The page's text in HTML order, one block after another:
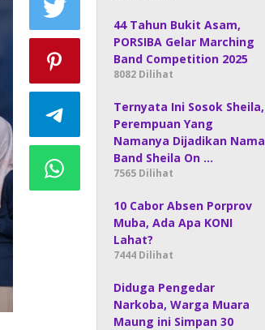
44 Tahun Bukit Asam,
PORSIBA Gelar Marching
Band Competition 2025
8082 Dilihat
Ternyata Ini Sosok Sheila,
Perempuan Yang
Namanya Dijadikan Nama
Band Sheila On …
7565 Dilihat
10 Cabor Absen Porprov
Muba, Ada Apa KONI
Lahat?
7444 Dilihat
Diduga Pengedar
Narkoba, Warga Muara
Maung ini Simpan 30